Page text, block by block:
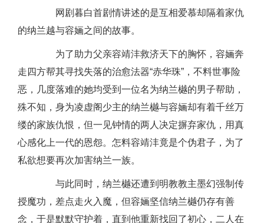
网剧暮白首剧情讲述的是互相爱慕却隔着家仇
的纳兰越与容婳之间的故事。
为了助力父亲容靖沣救济天下的胸怀，容婳奔
走四方帮其寻找失落的治愈法器“赤华珠”，不料世事险
恶，几度落难的她均受到一位名为纳兰樾的男子帮助，
殊不知，身为凌虚阁少主的纳兰樾与容婳却有着千丝万
缕的家族仇恨，但一见钟情的两人决定摒弃家仇，用真
心感化上一代的恩怨。怎料容靖沣竟是个伪君子，为了
私欲想要再次加害纳兰一族。
与此同时，纳兰樾还遭到明教教主墨幻强制传
授魔功，差点走火入魔，但容婳坚信纳兰樾仍存有善
念，于是默默守护着，直到他重新找回了初心，二人在